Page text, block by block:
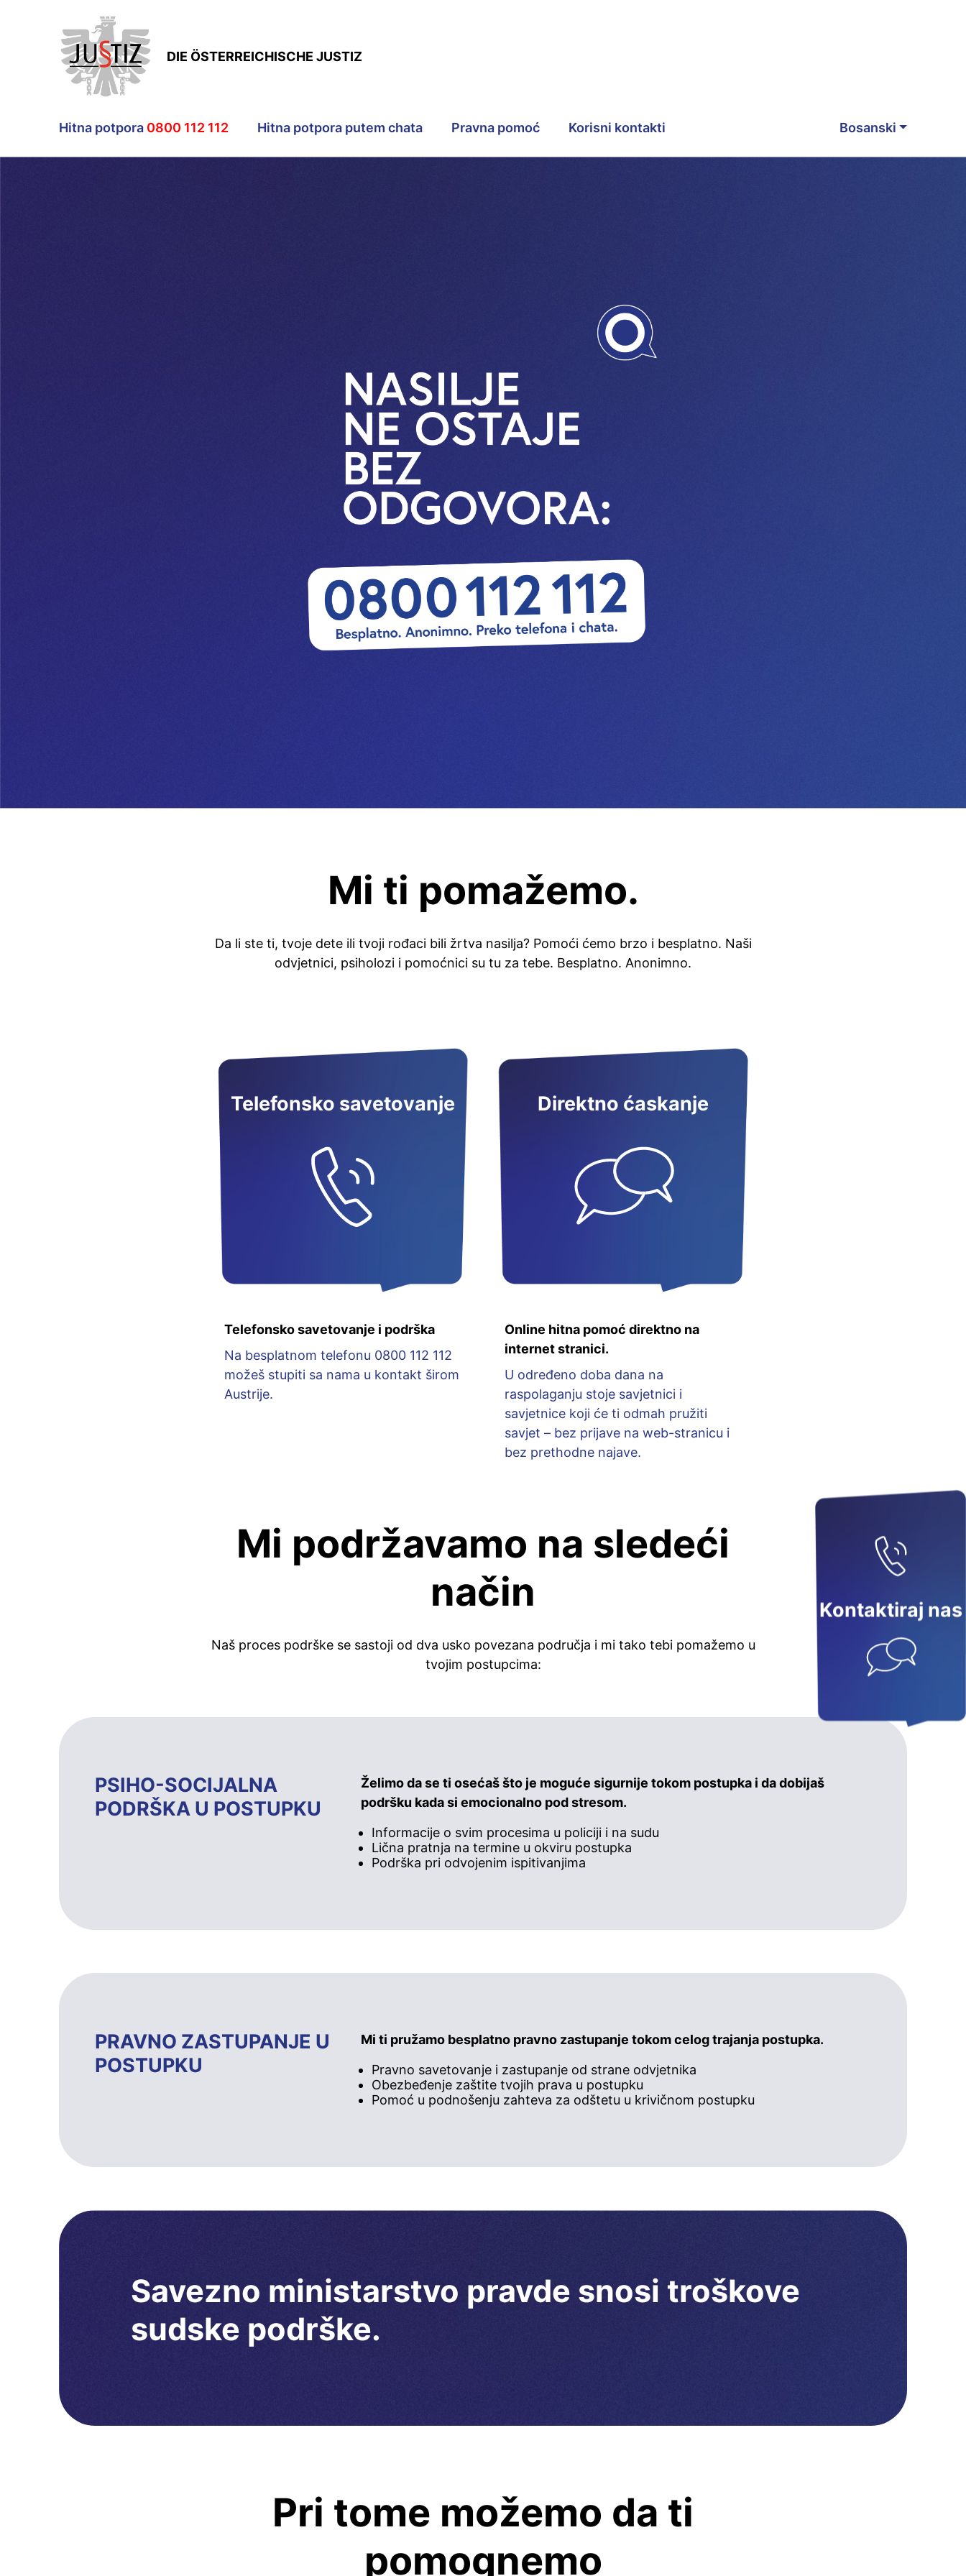
DIE ÖSTERREICHISCHE JUSTIZ
Hitna potpora 0800 112 112 Hitna potpora putem chata Pravna pomoć Korisni kontakti Bosanski
Kontaktiraj nas
Mi ti pomažemo.
Da li ste ti, tvoje dete ili tvoji rođaci bili žrtva nasilja? Pomoći ćemo brzo i besplatno. Naši
odvjetnici, psiholozi i pomoćnici su tu za tebe. Besplatno. Anonimno.
Telefonsko savetovanje
Telefonsko savetovanje i podrška
Na besplatnom telefonu 0800 112 112
možeš stupiti sa nama u kontakt širom
Austrije.
Direktno ćaskanje
Online hitna pomoć direktno na
internet stranici.
U određeno doba dana na
raspolaganju stoje savjetnici i
savjetnice koji će ti odmah pružiti
savjet – bez prijave na web-stranicu i
bez prethodne najave.
Mi podržavamo na sledeći
način
Naš proces podrške se sastoji od dva usko povezana područja i mi tako tebi pomažemo u
tvojim postupcima:
PSIHO-SOCIJALNA
PODRŠKA U POSTUPKU
Želimo da se ti osećaš što je moguće sigurnije tokom postupka i da dobijaš
podršku kada si emocionalno pod stresom.
Informacije o svim procesima u policiji i na sudu
Lična pratnja na termine u okviru postupka
Podrška pri odvojenim ispitivanjima
PRAVNO ZASTUPANJE U
POSTUPKU
Mi ti pružamo besplatno pravno zastupanje tokom celog trajanja postupka.
Pravno savetovanje i zastupanje od strane odvjetnika
Obezbeđenje zaštite tvojih prava u postupku
Pomoć u podnošenju zahteva za odštetu u krivičnom postupku
Savezno ministarstvo pravde snosi troškove
sudske podrške.
Pri tome možemo da ti
pomognemo